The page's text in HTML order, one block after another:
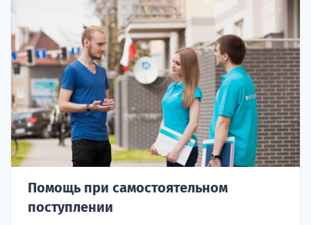
Помощь при самостоятельном
поступлении